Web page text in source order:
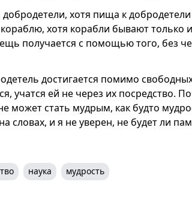
хотя пища к добродетели
хотя корабли бывают только
получается с помощью того, без
достигается помимо свободных
учатся ей не через их посредство.
может стать мудрым, как будто
словах, и я не уверен, не будет ли
наука мудрость